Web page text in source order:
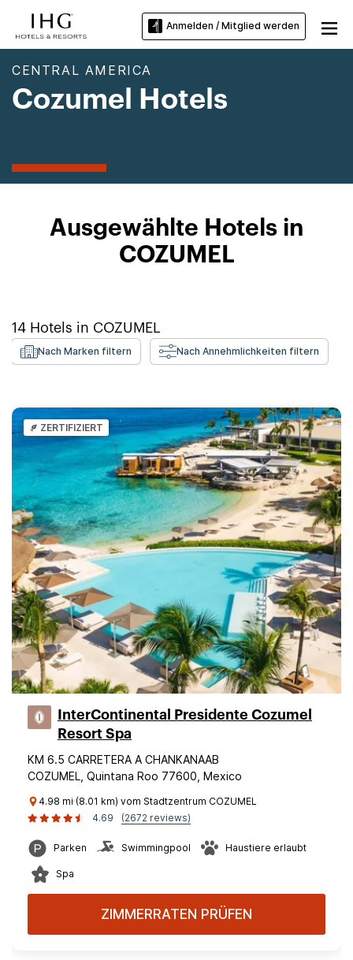
Anmelden / Mitglied werden
CENTRAL AMERICA
Cozumel Hotels
Ausgewählte Hotels in
COZUMEL
14 Hotels in COZUMEL
Nach Marken filtern Nach Annehmlichkeiten filtern
ZERTIFIZIERT
InterContinental Presidente Cozumel
Resort Spa
KM 6.5 CARRETERA A CHANKANAAB
COZUMEL, Quintana Roo 77600, Mexico
4.98 mi (8.01 km) vom Stadtzentrum COZUMEL
4.69
(2672 reviews)
Parken Swimmingpool Haustiere erlaubt
Spa
ZIMMERRATEN PRÜFEN